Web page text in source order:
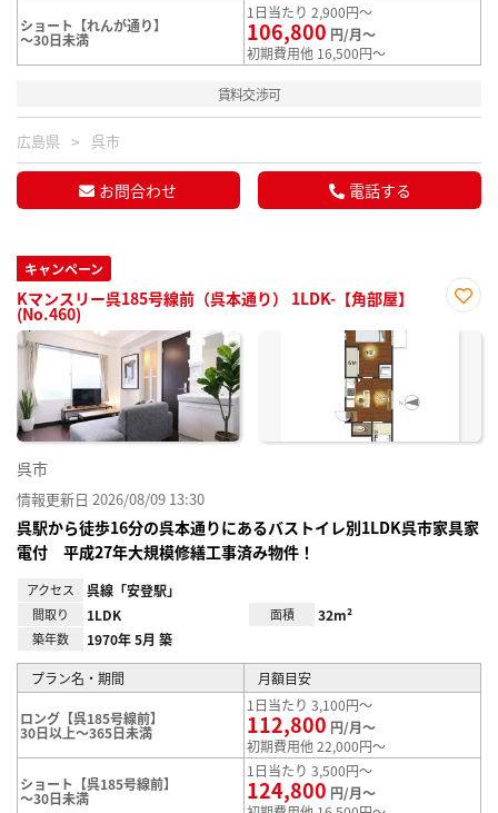
ショート【れんが通り】
～30日未満
1日当たり 2,900円～
106,800 円/月～
初期費用他 16,500円～
賃料交渉可
広島県 呉市
お問合わせ 電話する
キャンペーン
Kマンスリー呉185号線前（呉本通り） 1LDK-【角部屋】
(No.460)
に入
呉市
情報更新日 2026/08/09 13:30
呉駅から徒歩16分の呉本通りにあるバストイレ別1LDK呉市家具家
電付 平成27年大規模修繕工事済み物件！
アクセス 呉線「安登駅」
間取り 1LDK 面積 32m²
築年数 1970年 5月 築
プラン名・期間 月額目安
ロング【呉185号線前】
30日以上～365日未満
1日当たり 3,100円～
112,800 円/月～
初期費用他 22,000円～
ショート【呉185号線前】
～30日未満
1日当たり 3,500円～
124,800 円/月～